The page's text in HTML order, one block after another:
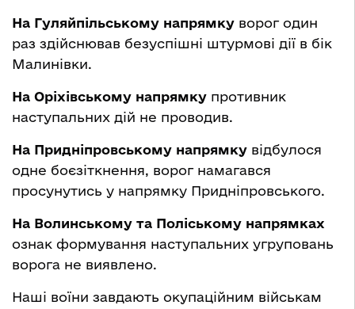
На Гуляйпільському напрямку ворог один
раз здійснював безуспішні штурмові дії в бік
Малинівки.
На Оріхівському напрямку противник
наступальних дій не проводив.
На Придніпровському напрямку відбулося
одне боєзіткнення, ворог намагався
просунутись у напрямку Придніпровського.
На Волинському та Поліському напрямках
ознак формування наступальних угруповань
ворога не виявлено.
Наші воїни завдають окупаційним військам